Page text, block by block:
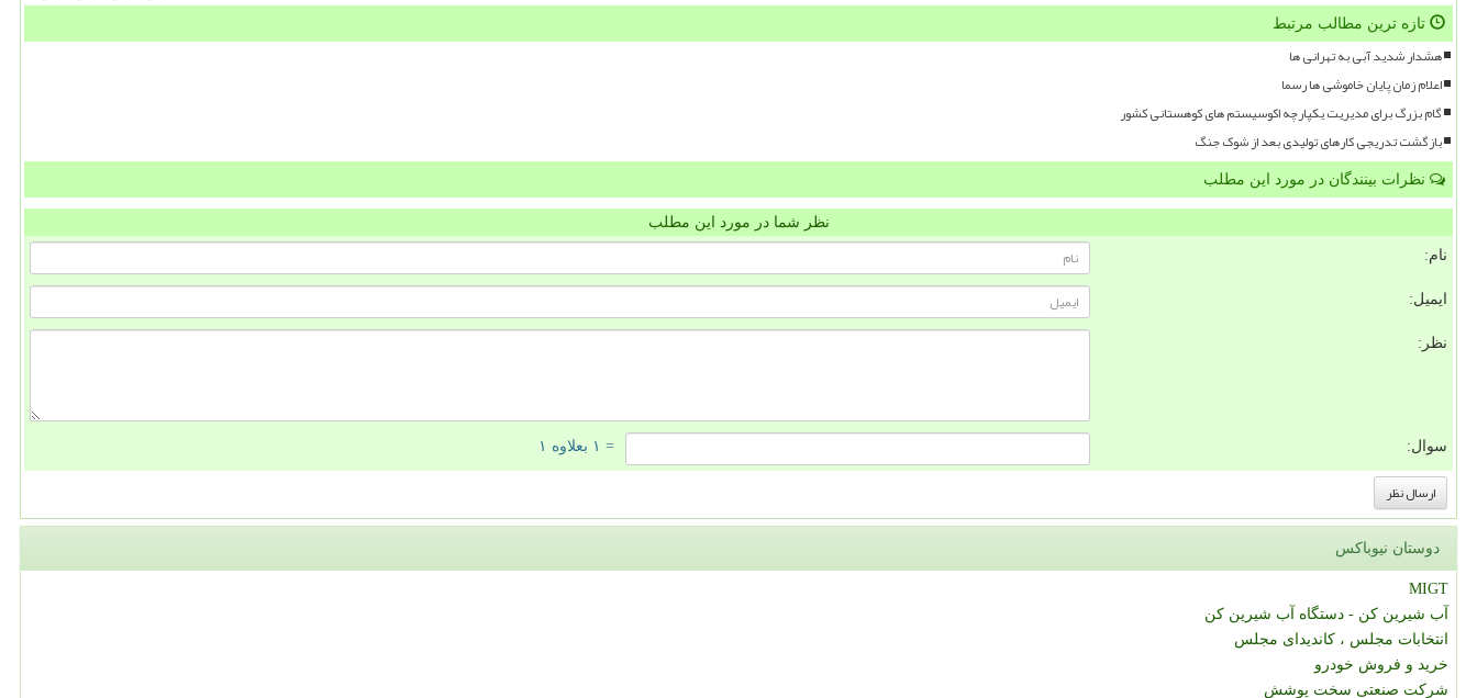
تازه ترین مطالب مرتبط
هشدار شدید آبی به تهرانی ها
اعلام زمان پایان خاموشی ها رسما
گام بزرگ برای مدیریت یکپارچه اکوسیستم های کوهستانی کشور
بازگشت تدریجی کارهای تولیدی بعد از شوک جنگ
نظرات بینندگان در مورد این مطلب
نظر شما در مورد این مطلب
نام:
ایمیل:
نظر:
سوال: = ۱ بعلاوه ۱
دوستان نیوباکس
MIGT
آب شیرین کن - دستگاه آب شیرین کن
انتخابات مجلس ، کاندیدای مجلس
خرید و فروش خودرو
شرکت صنعتی سخت پوشش